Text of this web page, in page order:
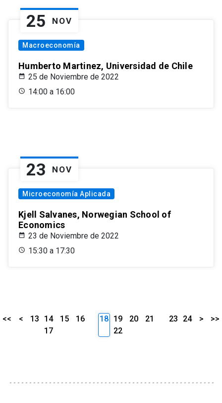
25 NOV
Macroeconomía
Humberto Martinez, Universidad de Chile
25 de Noviembre de 2022
14:00 a 16:00
23 NOV
Microeconomía Aplicada
Kjell Salvanes, Norwegian School of
Economics
23 de Noviembre de 2022
15:30 a 17:30
<< < 13 14 15
16
17
18 19 20
21
22
23 24 > >>